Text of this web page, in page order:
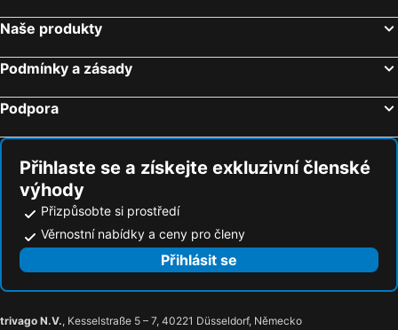
Naše produkty
Podmínky a zásady
Podpora
Přihlaste se a získejte exkluzivní členské
výhody
Přizpůsobte si prostředí
Věrnostní nabídky a ceny pro členy
Přihlásit se
trivago N.V., Kesselstraße 5 – 7, 40221 Düsseldorf, Německo